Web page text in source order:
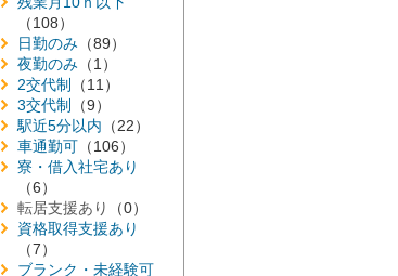
（108）
日勤のみ （89）
夜勤のみ （1）
2交代制
（11）
3交代制
（9）
駅近5分以内 （22）
車通勤可 （106）
寮・借入社宅あり
（6）
転居支援あり
（0）
資格取得支援あり
（7）
ブランク・未経験可